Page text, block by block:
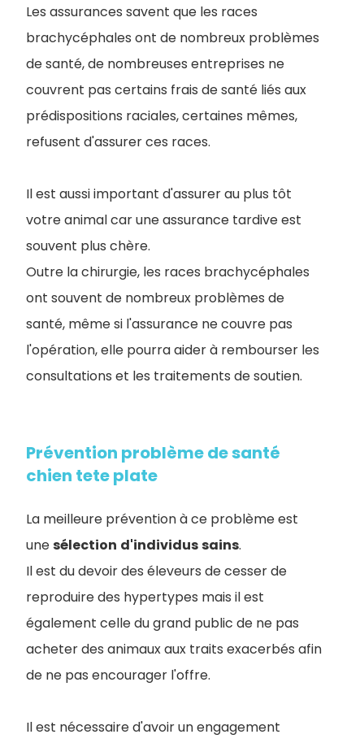
Les assurances savent que les races
brachycéphales ont de nombreux problèmes
de santé, de nombreuses entreprises ne
couvrent pas certains frais de santé liés aux
prédispositions raciales, certaines mêmes,
refusent d'assurer ces races.
Il est aussi important d'assurer au plus tôt
votre animal car une assurance tardive est
souvent plus chère.
Outre la chirurgie, les races brachycéphales
ont souvent de nombreux problèmes de
santé, même si l'assurance ne couvre pas
l'opération, elle pourra aider à rembourser les
consultations et les traitements de soutien.
Prévention problème de santé
chien tete plate
La meilleure prévention à ce problème est
unesélection d'individussains.
Il est du devoir des éleveurs de cesser de
reproduire des hypertypes mais il est
également celle du grand public de ne pas
acheter des animaux aux traits exacerbés afin
de ne pas encourager l'offre.
Il est nécessaire d'avoir un engagement